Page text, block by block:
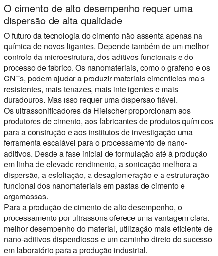
O cimento de alto desempenho requer uma
dispersão de alta qualidade
O futuro da tecnologia do cimento não assenta apenas na
química de novos ligantes. Depende também de um melhor
controlo da microestrutura, dos aditivos funcionais e do
processo de fabrico. Os nanomateriais, como o grafeno e os
CNTs, podem ajudar a produzir materiais cimentícios mais
resistentes, mais tenazes, mais inteligentes e mais
duradouros. Mas isso requer uma dispersão fiável.
Os ultrassonificadores da Hielscher proporcionam aos
produtores de cimento, aos fabricantes de produtos químicos
para a construção e aos institutos de investigação uma
ferramenta escalável para o processamento de nano-
aditivos. Desde a fase inicial de formulação até à produção
em linha de elevado rendimento, a sonicação melhora a
dispersão, a esfoliação, a desaglomeração e a estruturação
funcional dos nanomateriais em pastas de cimento e
argamassas.
Para a produção de cimento de alto desempenho, o
processamento por ultrassons oferece uma vantagem clara:
melhor desempenho do material, utilização mais eficiente de
nano-aditivos dispendiosos e um caminho direto do sucesso
em laboratório para a produção industrial.